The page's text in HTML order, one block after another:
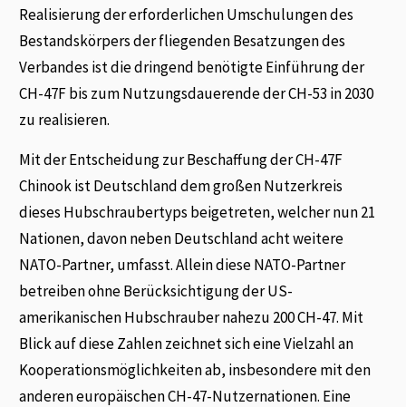
Realisierung der erforderlichen Umschulungen des
Bestandskörpers der fliegenden Besatzungen des
Verbandes ist die dringend benötigte Einführung der
CH-47F bis zum Nutzungsdauerende der CH-53 in 2030
zu realisieren.
Mit der Entscheidung zur Beschaffung der CH-47F
Chinook ist Deutschland dem großen Nutzerkreis
dieses Hubschraubertyps beigetreten, welcher nun 21
Nationen, davon neben Deutschland acht weitere
NATO-Partner, umfasst. Allein diese NATO-Partner
betreiben ohne Berücksichtigung der US-
amerikanischen Hubschrauber nahezu 200 CH-47. Mit
Blick auf diese Zahlen zeichnet sich eine Vielzahl an
Kooperationsmöglichkeiten ab, insbesondere mit den
anderen europäischen CH-47-Nutzernationen. Eine